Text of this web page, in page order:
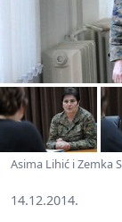
Asima Lihić i Zemka
14.12.2014.